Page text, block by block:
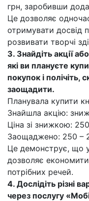
грн, заробивши
Це дозволяє
отримувати досвід
розвивати творчі
3. Знайдіть акції
які ви плануєте
покупок і полічіть,
заощадити.
Планувала купити
Знайшла акцію:
Ціна зі знижкою:
Заощаджено: 250 –
Це демонструє, що
дозволяє
потрібних речей.
4. Дослідіть різні
через послугу